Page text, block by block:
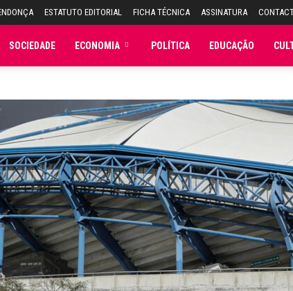
ESTATUTO EDITORIAL FICHA TÉCNICA ASSINATURA
SOCIEDADE ECONOMIA POLÍTICA EDUCAÇÃO